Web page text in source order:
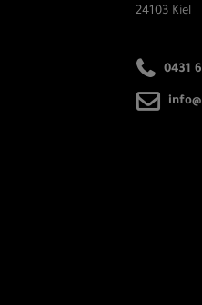
24103 Kiel
0431